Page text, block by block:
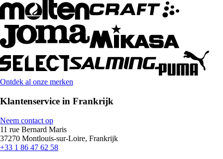
Ontdek al onze merken
Klantenservice in Frankrijk
Neem contact op
11 rue Bernard Maris
37270 Montlouis-sur-Loire, Frankrijk
+33 1 86 47 62 58